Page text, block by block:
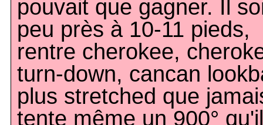
pouvait que gagner. Il
peu près à 10-11 pieds,
rentre cherokee,
turn-down, cancan
plus stretched que
tente même un 900° qu'il